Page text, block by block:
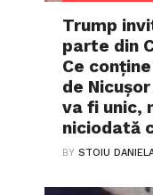
Trump
parte din
Ce
de
va fi unic,
niciodată
BYSTOIU